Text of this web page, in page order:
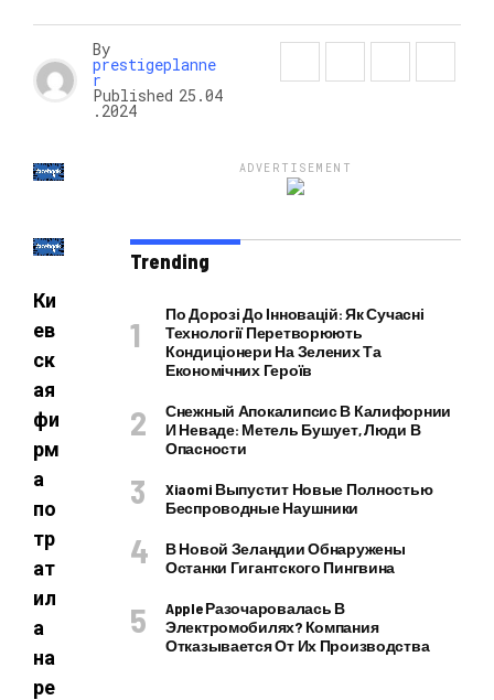
By
prestigeplanne
r
Published 25.04
.2024
Ки
ев
ск
ая
фи
рм
а
по
тр
ат
ил
а
на
ре
ADVERTISEMENT
Trending
По Дорозі До Інновацій: Як Сучасні
Технології Перетворюють
Кондиціонери На Зелених Та
Економічних Героїв
Снежный Апокалипсис В Калифорнии
И Неваде: Метель Бушует, Люди В
Опасности
Xiaomi Выпустит Новые Полностью
Беспроводные Наушники
В Новой Зеландии Обнаружены
Останки Гигантского Пингвина
Apple Разочаровалась В
Электромобилях? Компания
Отказывается От Их Производства